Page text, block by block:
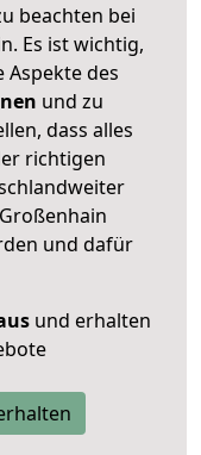
beachten bei
Es ist wichtig,
Aspekte des
und zu
dass alles
richtigen
und dafür
und erhalten